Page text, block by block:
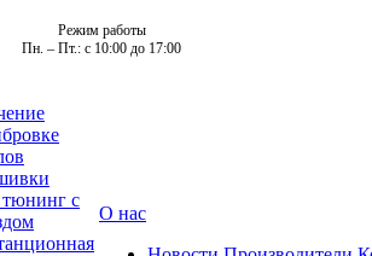
Режим работы
Пн. – Пт.: с 10:00 до 17:00
с
О нас